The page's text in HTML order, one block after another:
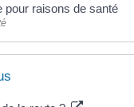
pour raisons de santé